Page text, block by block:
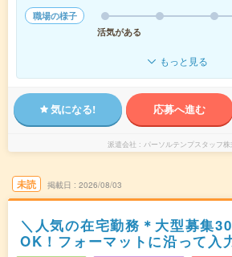
職場の様子
活気がある
もっと見る
気になる! 応募へ進む
派遣会社 パーソルテンプスタッフ株
未読 掲載日 2026/08/03
＼人気の在宅勤務＊大型募集
OK！フォーマットに沿って入